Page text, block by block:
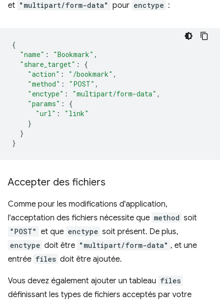
et "multipart/form-data" pour enctype :
{
"name" : "Bookmark" ,
"share_target" :
{
"action" : "/bookmark" ,
"method" : "POST" ,
"enctype" : "multipart/form-data" ,
"params" :
{
"url" :
"link"
}
}
}
Accepter des fichiers
Comme pour les modifications d'application,
l'acceptation des fichiers nécessite que method soit
"POST" et que enctype soit présent. De plus,
enctype doit être "multipart/form-data" , et une
entrée files doit être ajoutée.
Vous devez également ajouter un tableau files
définissant les types de fichiers acceptés par votre